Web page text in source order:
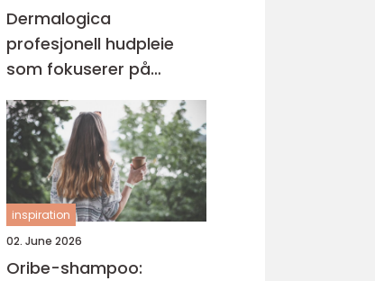
Dermalogica
profesjonell hudpleie
som fokuserer på
hudhelse
inspiration
02. June 2026
Oribe-shampoo: